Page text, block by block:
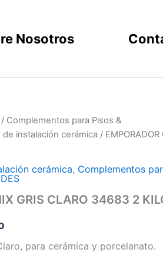
Nosotros
/ Complementos para Pisos &
instalación cerámica / EMPORADOR
cerámica, Complementos
GRIS CLARO 34683 2
para cerámica y porcelanato.